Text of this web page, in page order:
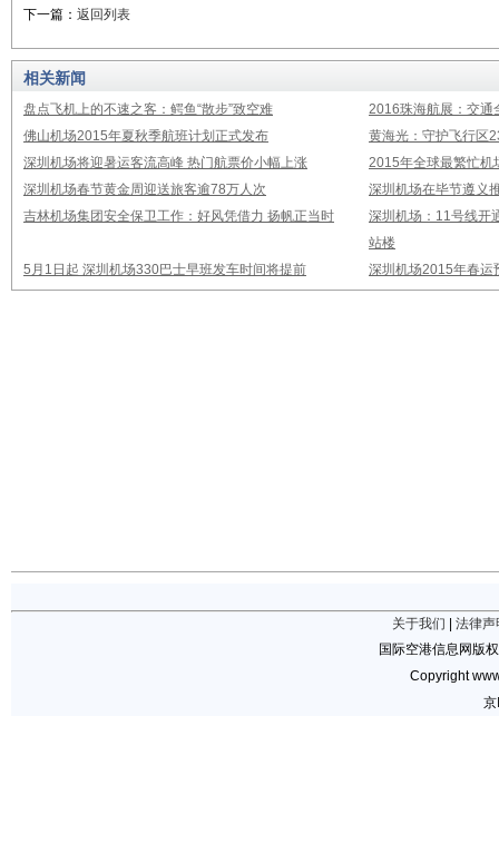
下一篇： 返回列表
相关新闻
盘点飞机上的不速之客：鳄鱼“散步”致空难
2016珠海航展：交通
佛山机场2015年夏秋季航班计划正式发布
黄海光：守护飞行区
深圳机场将迎暑运客流高峰 热门航票价小幅上涨
2015年全球最繁忙机
深圳机场春节黄金周迎送旅客逾78万人次
深圳机场在毕节遵义
吉林机场集团安全保卫工作：好风凭借力 扬帆正当时
深圳机场：11号线开
站楼
5月1日起 深圳机场330巴士早班发车时间将提前
深圳机场2015年春运
关于我们
法律声
国际空港信息网版
Copyright